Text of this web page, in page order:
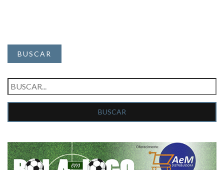
BUSCAR